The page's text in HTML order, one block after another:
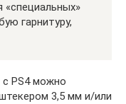
«специальных»
гарнитуру,
с PS4 можно
3,5 мм и/или